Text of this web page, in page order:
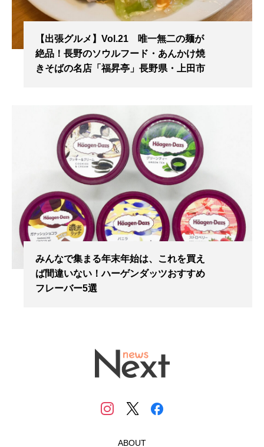
【出張グルメ】Vol.21 唯一無二の麺が
絶品！長野のソウルフード・あんかけ焼
きそばの名店「福昇亭」長野県・上田市
みんなで集まる年末年始は、これを買え
ば間違いない！ハーゲンダッツおすすめ
フレーバー5選
ABOUT